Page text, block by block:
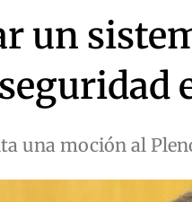
un
una moción al